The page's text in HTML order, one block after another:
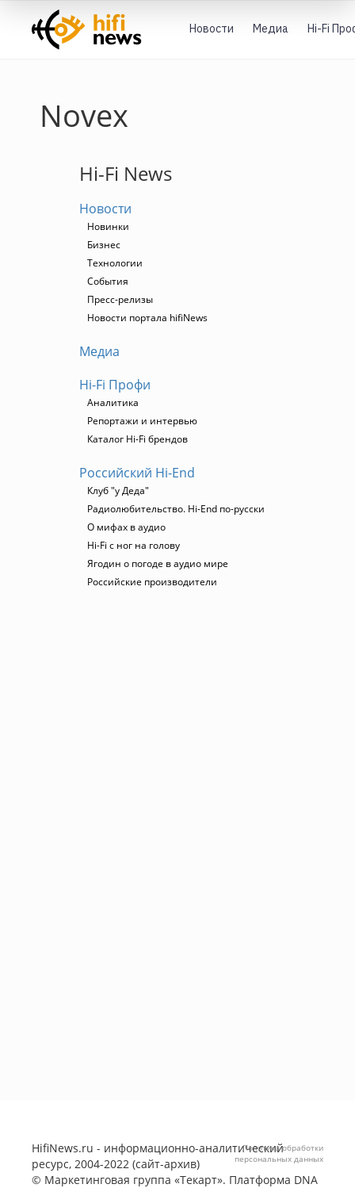
Новости Медиа Hi-Fi
Novex
Hi-Fi News
Новости
Новинки
Бизнес
Технологии
События
Пресс-релизы
Новости портала hifiNews
Медиа
Hi-Fi Профи
Аналитика
Репортажи и интервью
Каталог Hi-Fi брендов
Российский Hi-End
Клуб "у Деда"
Радиолюбительство. Hi-End по-русски
О мифах в аудио
Hi-Fi с ног на голову
Ягодин о погоде в аудио мире
Российские производители
HifiNews.ru - информационно-аналитический
ресурс, 2004-2022 (сайт-архив)
© Маркетинговая группа «Текарт». Платформа DNA
Политика обработки
персональных данных